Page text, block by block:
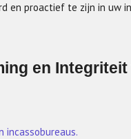
en proactief te zijn in uw
en
incassobureaus.